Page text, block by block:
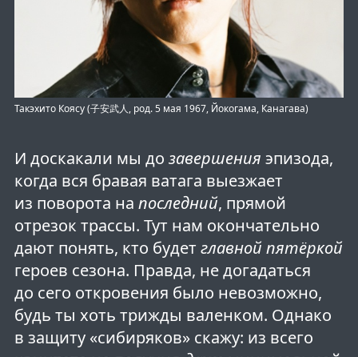
Такэхито Коясу (子安武人, род. 5 мая 1967, Йокогама, Канагава)
И доскакали мы до завершения эпизода,
когда вся бравая ватага выезжает
из поворота на последний, прямой
отрезок трассы. Тут нам окончательно
дают понять, кто будет главной пятёркой
героев сезона. Правда, не догадаться
до сего откровения было невозможно,
будь ты хоть трижды валенком. Однако
в защиту «сибиряков» скажу: из всего